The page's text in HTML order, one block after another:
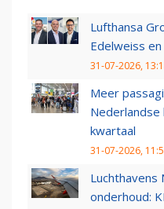
Lufthansa
Edelweiss
31-07-2026,
Meer
Nederlandse
kwartaal
31-07-2026,
Luchthavens
onderhoud: